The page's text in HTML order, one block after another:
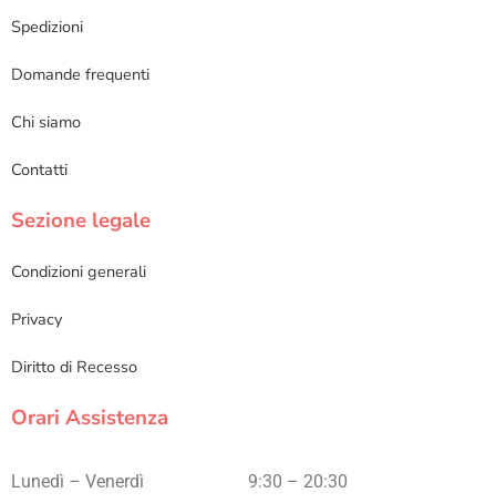
Spedizioni
Domande frequenti
Chi siamo
Contatti
Sezione legale
Condizioni generali
Privacy
Diritto di Recesso
Orari Assistenza
Lunedì – Venerdì 9:30 – 20:30